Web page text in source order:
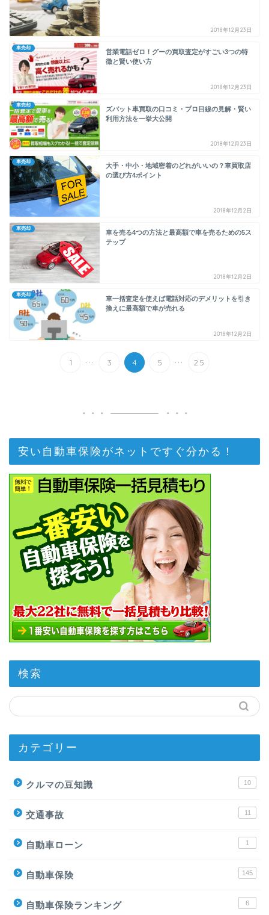
2018年12月23日
車売却
営業電話ゼロ！グーの買取査定がすごい3つの特
徴と賢い使い方
2018年12月23日
車売却
ズバット車買取の口コミ・プロ目線の見解・賢い
利用方法を一挙大公開
2018年12月23日
車売却
大手・中小・地域密着のどれがいいの？車買取店
の選び方4ポイント
2018年12月2日
車売却
車を売る4つの方法と最高額で車を売るための5ス
テップ
2018年12月2日
車売却
車一括査定を使えば電話対応のデメリットを引き
換えに最高額で車が売れる
2018年12月2日
1 ... 3 4 5 ... 25
安い自動車保険がネットですぐ分かる！
検索
カテゴリー
クルマの豆知識 10
交通事故 11
自動車ローン 1
自動車保険 145
自動車保険ランキング 6